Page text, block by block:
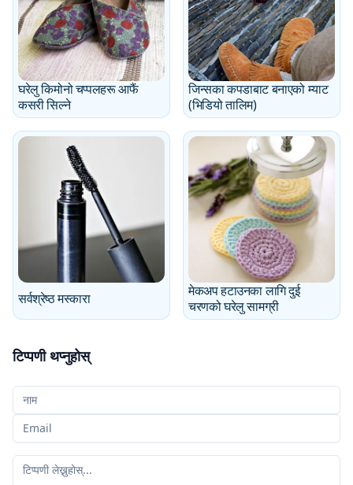
घरेलु किमोनो चप्पलहरू आफैं
कसरी सिल्ने
जिन्सका कपडाबाट बनाएको म्याट
(भिडियो तालिम)
सर्वश्रेष्ठ मस्कारा
मेकअप हटाउनका लागि दुई
चरणको घरेलु सामग्री
टिप्पणी थप्नुहोस्
तपाईँको नाम
तपाईँको इमेल
तपाईँको टिप्पणी